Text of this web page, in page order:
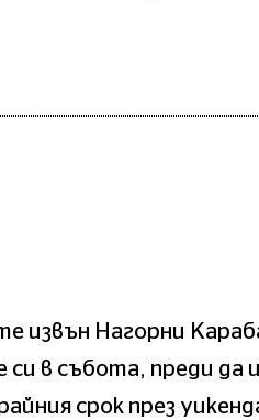
извън Нагорни
в събота, преди да
срок през